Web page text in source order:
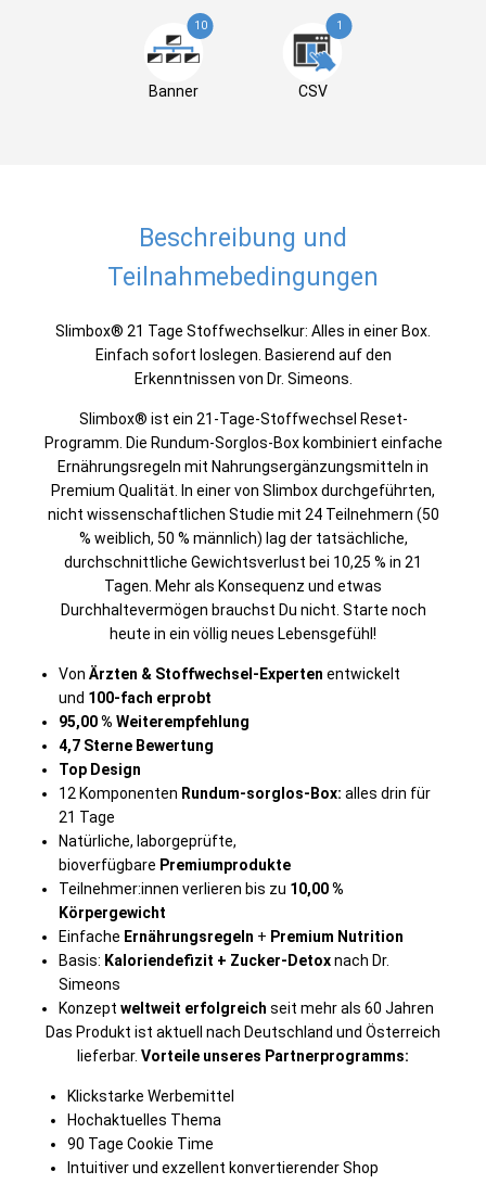
10
Banner
1
CSV
Beschreibung und
Teilnahmebedingungen
Slimbox® 21 Tage Stoffwechselkur: Alles in einer Box.
Einfach sofort loslegen. Basierend auf den
Erkenntnissen von Dr. Simeons.
Slimbox® ist ein 21-Tage-Stoffwechsel Reset-
Programm. Die Rundum-Sorglos-Box kombiniert einfache
Ernährungsregeln mit Nahrungsergänzungsmitteln in
Premium Qualität. In einer von Slimbox durchgeführten,
nicht wissenschaftlichen Studie mit 24 Teilnehmern (50
% weiblich, 50 % männlich) lag der tatsächliche,
durchschnittliche Gewichtsverlust bei 10,25 % in 21
Tagen. Mehr als Konsequenz und etwas
Durchhaltevermögen brauchst Du nicht. Starte noch
heute in ein völlig neues Lebensgefühl!
Von Ärzten & Stoffwechsel-Experten entwickelt
und 100-fach erprobt
95,00 % Weiterempfehlung
4,7 Sterne Bewertung
Top Design
12 Komponenten Rundum-sorglos-Box: alles drin für
21 Tage
Natürliche, laborgeprüfte,
bioverfügbare Premiumprodukte
Teilnehmer:innen verlieren bis zu 10,00 %
Körpergewicht
Einfache Ernährungsregeln + Premium Nutrition
Basis: Kaloriendefizit + Zucker-Detoxnach Dr.
Simeons
Konzept weltweit erfolgreich seit mehr als 60 Jahren
Das Produkt ist aktuell nach Deutschland und Österreich
lieferbar. Vorteile unseres Partnerprogramms:
Klickstarke Werbemittel
Hochaktuelles Thema
90 Tage Cookie Time
Intuitiver und exzellent konvertierender Shop